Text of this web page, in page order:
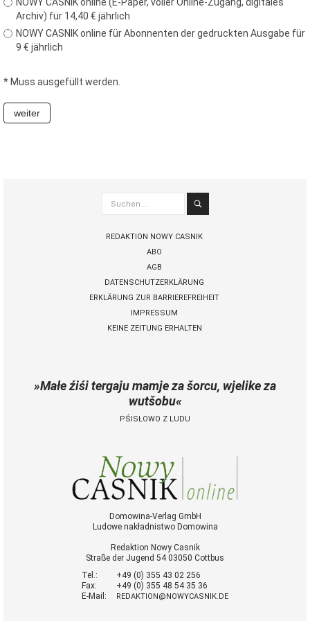
Archiv) für 14,40 € jährlich
NOWY CASNIK online für Abonnenten der gedruckten Ausgabe für
9 € jährlich
* Muss ausgefüllt werden.
Domowina-Verlag GmbH
Ludowe nakładnistwo Domowina
Redaktion Nowy Casnik
Straße der Jugend 54 03050 Cottbus
Tel.:
+49 (0) 355 43 02 256
Fax:
+49 (0) 355 48 54 35 36
E-Mail:
REDAKTION@NOWYCASNIK.DE
Małe źiśi tergaju mamje za šorcu, wjelike za
wutšobu
PŚISŁOWO Z LUDU
Suchen
REDAKTION NOWY CASNIK
ABO
AGB
DATENSCHUTZERKLÄRUNG
ERKLÄRUNG ZUR BARRIEREFREIHEIT
IMPRESSUM
KEINE ZEITUNG ERHALTEN
Casnik online und zum E-
Paper
zusätzliche Funktionen
speichern)